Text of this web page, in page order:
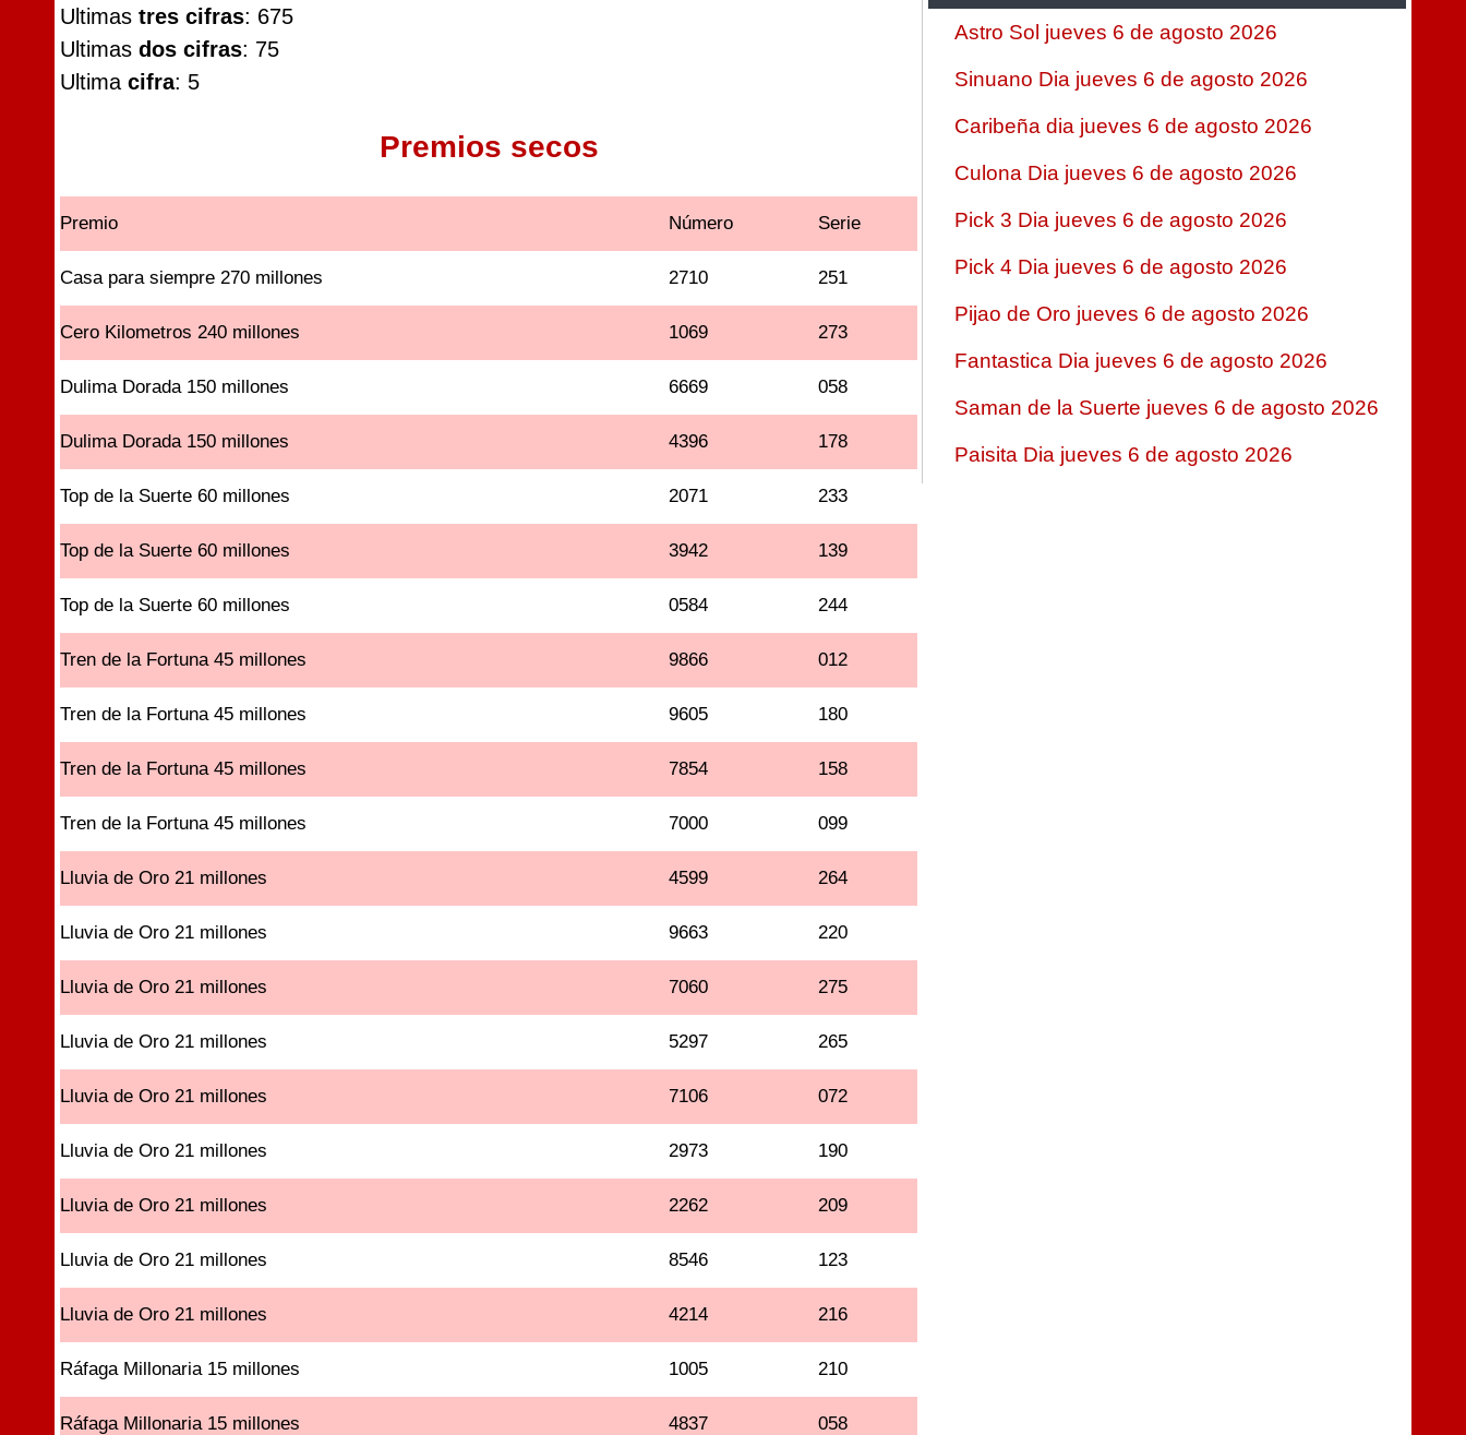
Ultimas tres cifras: 675
Ultimas dos cifras: 75
Ultima cifra: 5
Premios secos
Premio Número Serie
Casa para siempre 270 millones 2710 251
Cero Kilometros 240 millones 1069 273
Dulima Dorada 150 millones 6669 058
Dulima Dorada 150 millones 4396 178
Top de la Suerte 60 millones 2071 233
Top de la Suerte 60 millones 3942 139
Top de la Suerte 60 millones 0584 244
Tren de la Fortuna 45 millones 9866 012
Tren de la Fortuna 45 millones 9605 180
Tren de la Fortuna 45 millones 7854 158
Tren de la Fortuna 45 millones 7000 099
Lluvia de Oro 21 millones 4599 264
Lluvia de Oro 21 millones 9663 220
Lluvia de Oro 21 millones 7060 275
Lluvia de Oro 21 millones 5297 265
Lluvia de Oro 21 millones 7106 072
Lluvia de Oro 21 millones 2973 190
Lluvia de Oro 21 millones 2262 209
Lluvia de Oro 21 millones 8546 123
Lluvia de Oro 21 millones 4214 216
Ráfaga Millonaria 15 millones 1005 210
Ráfaga Millonaria 15 millones 4837 058
Astro Sol jueves 6 de agosto 2026
Sinuano Dia jueves 6 de agosto 2026
Caribeña dia jueves 6 de agosto 2026
Culona Dia jueves 6 de agosto 2026
Pick 3 Dia jueves 6 de agosto 2026
Pick 4 Dia jueves 6 de agosto 2026
Pijao de Oro jueves 6 de agosto 2026
Fantastica Dia jueves 6 de agosto 2026
Saman de la Suerte jueves 6 de agosto 2026
Paisita Dia jueves 6 de agosto 2026